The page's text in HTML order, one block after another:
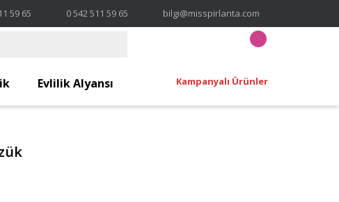
59 65 0 542 511 59 65 bilgi@misspirlanta.com
Evlilik Alyansı Kampanyalı Ürünler